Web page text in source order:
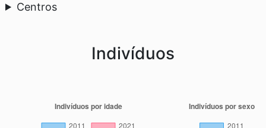
Centros
Indivíduos